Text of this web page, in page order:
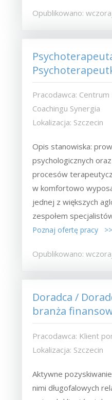
Opublikowano:
Pracodawca:
Coachingu Synergia
Lokalizacja: Szczecin
Opis stanowiska:
psychologicznych
procesów
w komfortowo
jednej z większych
zespołem
Poznaj ofertę pracy >>
Opublikowano:
Doradca /
branża
Pracodawca: Klient
Lokalizacja: Szczecin
Aktywne
nimi długofalowych